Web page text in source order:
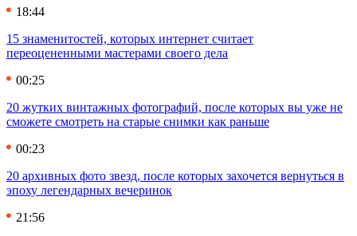
18:44
15 знаменитостей, которых интернет считает
переоцененными мастерами своего дела
00:25
20 жутких винтажных фотографий, после которых вы уже не
сможете смотреть на старые снимки как раньше
00:23
20 архивных фото звезд, после которых захочется вернуться в
эпоху легендарных вечеринок
21:56